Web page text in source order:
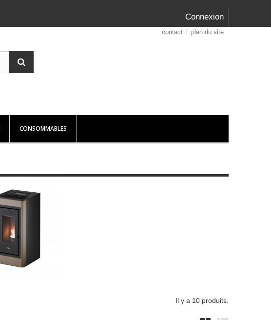
Connexion
contact plan du site
CONSOMMABLES
Il y a 10 produits.